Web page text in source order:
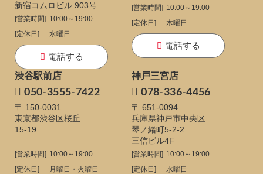
新宿コムロビル 903号
[営業時間] 10:00～19:00
[定休日]
水曜日
電話する
[営業時間] 10:00～19:00
[定休日]
木曜日
電話する
渋谷駅前店
050-3555-7422
〒 150-0031
東京都渋谷区桜丘
15-19
[営業時間] 10:00～19:00
[定休日]
月曜日・火曜日
神戸三宮店
078-336-4456
〒 651-0094
兵庫県神戸市中央区
琴ノ緒町5-2-2
三信ビル4F
[営業時間] 10:00～19:00
[定休日]
水曜日